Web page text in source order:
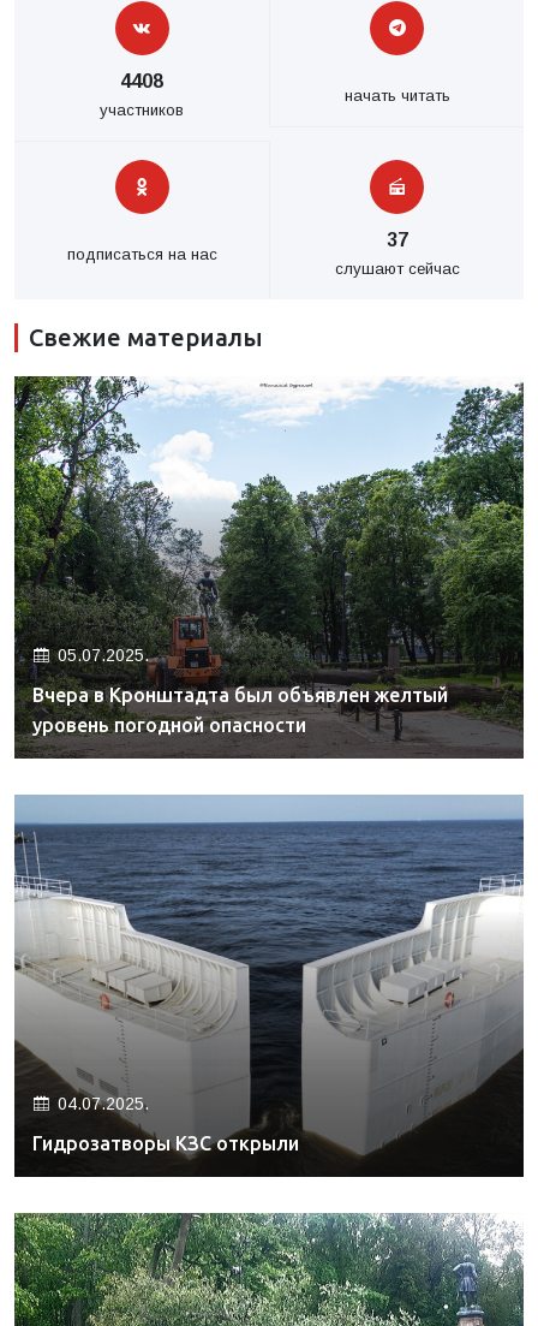
4408
участников
начать читать
подписаться на нас
37
слушают сейчас
Свежие материалы
05.07.2025.
Вчера в Кронштадта был объявлен желтый
уровень погодной опасности
04.07.2025.
Гидрозатворы КЗС открыли